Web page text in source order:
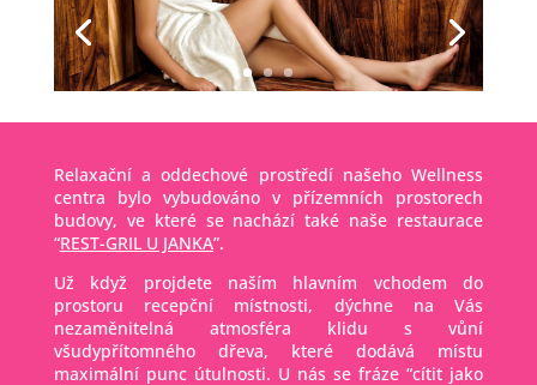
Relaxační a oddechové prostředí našeho Wellness
centra bylo vybudováno v přízemních prostorech
budovy, ve které se nachází také naše restaurace
“REST-GRIL U JANKA”.
Už když projdete naším hlavním vchodem do
prostoru recepční místnosti, dýchne na Vás
nezaměnitelná atmosféra klidu s vůní
všudypřítomného dřeva, které dodává místu
maximální punc útulnosti. U nás se fráze “cítit jako